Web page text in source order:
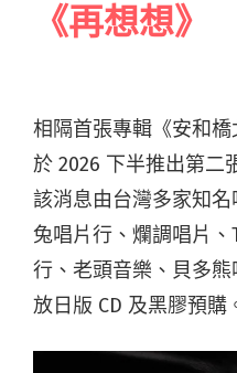
《再想想》
相隔首張專輯《安和
於 2026 下半推出第二
該消息由台灣多家知
兔唱片行、爛調唱片、
行、老頭音樂、貝多
放日版 CD 及黑膠預購